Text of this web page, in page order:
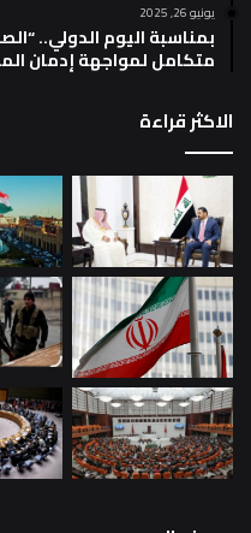
يونيو 26, 2025
بمناسبة اليوم الدولي..
متكامل لمواجهة إدمان
الاكثر قراءة